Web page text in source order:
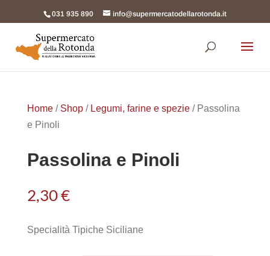
031 935 890 info@supermercatodellarotonda.it
Home/ Shop/ Legumi, farine e spezie/ Passolina
e Pinoli
Passolina e Pinoli
2,30€
Specialità Tipiche Siciliane